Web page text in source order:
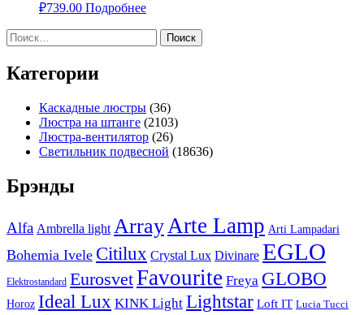
₽739.00 Подробнее
Найти:
Категории
Каскадные люстры (36)
Люстра на штанге (2103)
Люстра-вентилятор (26)
Светильник подвесной (18636)
Брэнды
Alfa Ambrella light Array Arte Lamp Arti Lampadari
Bohemia Ivele Citilux Crystal Lux Divinare EGLO
Elektrostandard EurosvetFavourite Freya GLOBO
Horoz Ideal Lux KINK Light Lightstar Loft IT Lucia Tucci